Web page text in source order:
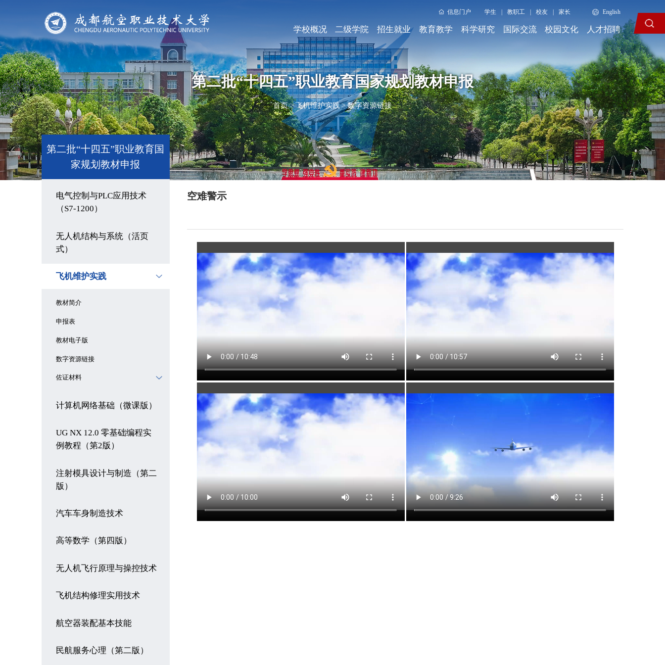
信息门户 学生 教职工 校友 家长 English
学校概况 二级学院 招生就业 教育教学 科学研究 国际交流 校园文化 人才招聘
第二批“十四五”职业教育国家规划教材申报
首页 > 飞机维护实践 > 数字资源链接
第二批“十四五”职业教育国
家规划教材申报
电气控制与PLC应用技术
（S7-1200）
无人机结构与系统（活页
式）
飞机维护实践
教材简介
申报表
教材电子版
数字资源链接
佐证材料
计算机网络基础（微课版）
UG NX 12.0 零基础编程实
例教程（第2版）
注射模具设计与制造（第二
版）
汽车车身制造技术
高等数学（第四版）
无人机飞行原理与操控技术
飞机结构修理实用技术
航空器装配基本技能
民航服务心理（第二版）
空难警示